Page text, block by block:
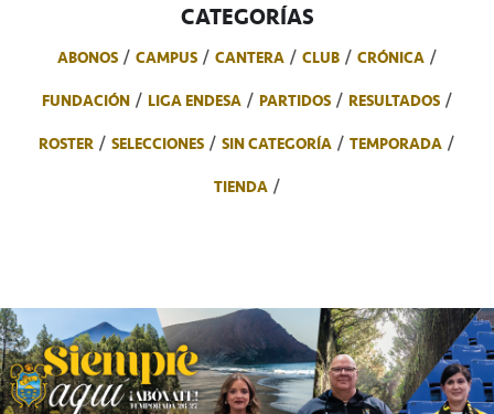
CATEGORÍAS
ABONOS CAMPUS CANTERA CLUB
CRÓNICA
FUNDACIÓN
LIGA ENDESA PARTIDOS
RESULTADOS
ROSTER
SELECCIONES SIN CATEGORÍA
TEMPORADA
TIENDA